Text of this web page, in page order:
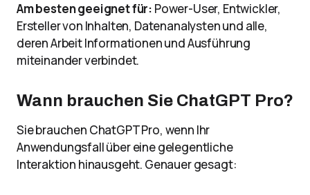
Am besten geeignet für: Power-User, Entwickler,
Ersteller von Inhalten, Datenanalysten und alle,
deren Arbeit Informationen und Ausführung
miteinander verbindet.
Wann brauchen Sie ChatGPT Pro?
Sie brauchen ChatGPT Pro, wenn Ihr
Anwendungsfall über eine gelegentliche
Interaktion hinausgeht. Genauer gesagt: